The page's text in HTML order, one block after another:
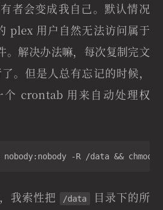
者会变成我自己。默认情况
plex 用户自然无法访问属于
。解决办法嘛，每次复制完文
。但是人总有忘记的时候，
个 crontab 用来自动处理权
-R /data && chmod
我索性把 /data
目录下的所